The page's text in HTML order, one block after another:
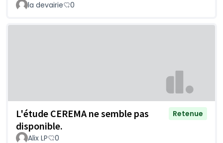
la devairie 0
L'étude CEREMA ne semble pas
disponible.
Retenue
Alix LP 0